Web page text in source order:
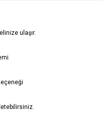
ulaşır.